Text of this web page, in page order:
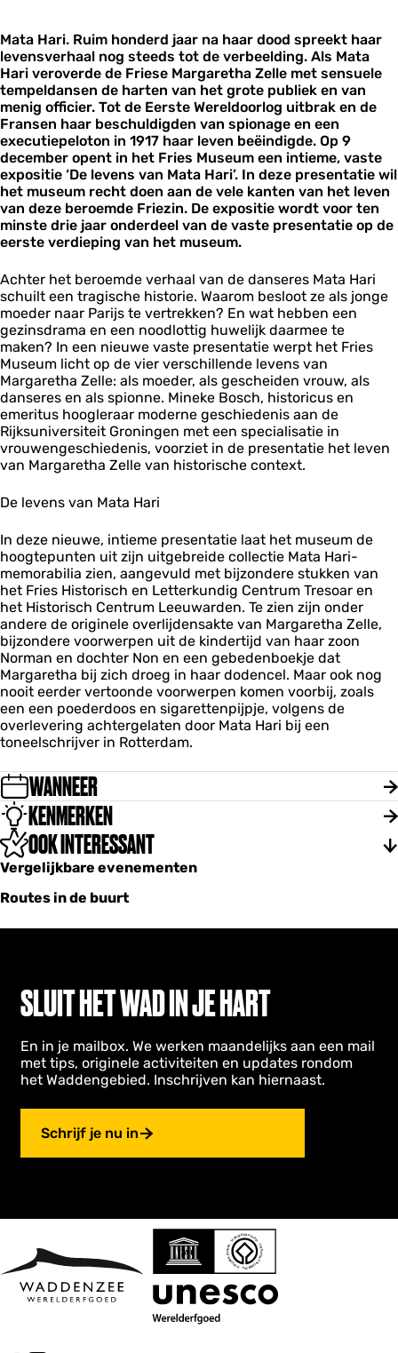
Mata Hari. Ruim honderd jaar na haar dood spreekt haar
levensverhaal nog steeds tot de verbeelding. Als Mata
Hari veroverde de Friese Margaretha Zelle met sensuele
tempeldansen de harten van het grote publiek en van
menig officier. Tot de Eerste Wereldoorlog uitbrak en de
Fransen haar beschuldigden van spionage en een
executiepeloton in 1917 haar leven beëindigde. Op 9
december opent in het Fries Museum een intieme, vaste
expositie ‘De levens van Mata Hari’. In deze presentatie wil
het museum recht doen aan de vele kanten van het leven
van deze beroemde Friezin. De expositie wordt voor ten
minste drie jaar onderdeel van de vaste presentatie op de
eerste verdieping van het museum.
Achter het beroemde verhaal van de danseres Mata Hari
schuilt een tragische historie. Waarom besloot ze als jonge
moeder naar Parijs te vertrekken? En wat hebben een
gezinsdrama en een noodlottig huwelijk daarmee te
maken? In een nieuwe vaste presentatie werpt het Fries
Museum licht op de vier verschillende levens van
Margaretha Zelle: als moeder, als gescheiden vrouw, als
danseres en als spionne. Mineke Bosch, historicus en
emeritus hoogleraar moderne geschiedenis aan de
Rijksuniversiteit Groningen met een specialisatie in
vrouwengeschiedenis, voorziet in de presentatie het leven
van Margaretha Zelle van historische context.
De levens van Mata Hari
In deze nieuwe, intieme presentatie laat het museum de
hoogtepunten uit zijn uitgebreide collectie Mata Hari-
memorabilia zien, aangevuld met bijzondere stukken van
het Fries Historisch en Letterkundig Centrum Tresoar en
het Historisch Centrum Leeuwarden. Te zien zijn onder
andere de originele overlijdensakte van Margaretha Zelle,
bijzondere voorwerpen uit de kindertijd van haar zoon
Norman en dochter Non en een gebedenboekje dat
Margaretha bij zich droeg in haar dodencel. Maar ook nog
nooit eerder vertoonde voorwerpen komen voorbij, zoals
een een poederdoos en sigarettenpijpje, volgens de
overlevering achtergelaten door Mata Hari bij een
toneelschrijver in Rotterdam.
WANNEER
KENMERKEN
a
n
M
a
t
a
H
a
r
i
s
v
a
n
M
a
t
a
H
a
r
i
OOK INTERESSANT
Vergelijkbare evenementen
Routes in de buurt
SLUIT HET WAD IN JE HART
En in je mailbox. We werken maandelijks aan een mail
met tips, originele activiteiten en updates rondom
het Waddengebied. Inschrijven kan hiernaast.
Schrijf je nu in